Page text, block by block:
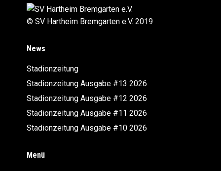
© SV Hartheim Bremgarten e.V. 2019
News
Stadionzeitung
Stadionzeitung Ausgabe #13 2026
Stadionzeitung Ausgabe #12 2026
Stadionzeitung Ausgabe #11 2026
Stadionzeitung Ausgabe #10 2026
Menü